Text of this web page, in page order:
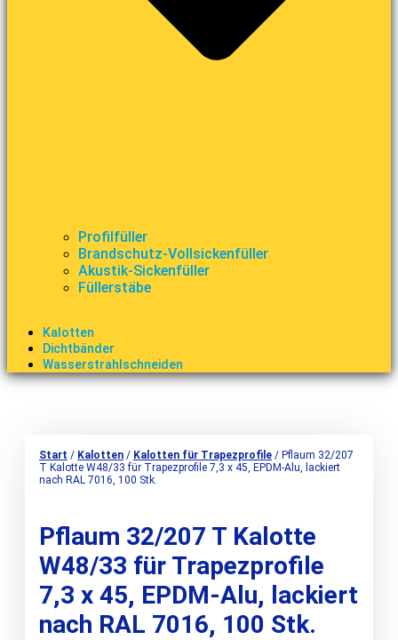
Profilfüller
Brandschutz-Vollsickenfüller
Akustik-Sickenfüller
Füllerstäbe
Kalotten
Dichtbänder
Wasserstrahlschneiden
Start / Kalotten / Kalotten für Trapezprofile / Pflaum 32/207
T Kalotte W48/33 für Trapezprofile 7,3 x 45, EPDM-Alu, lackiert
nach RAL 7016, 100 Stk.
Pflaum 32/207 T Kalotte
W48/33 für Trapezprofile
7,3 x 45, EPDM-Alu, lackiert
nach RAL 7016, 100 Stk.